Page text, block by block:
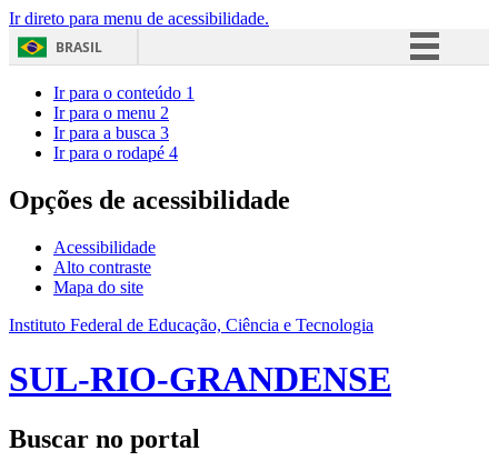
Ir direto para menu de acessibilidade.
BRASIL
Acesso à informação
Ir para o conteúdo 1
Ir para o menu 2
Ir para a busca 3
Ir para o rodapé 4
Opções de acessibilidade
Acessibilidade
Alto contraste
Mapa do site
Instituto Federal de Educação, Ciência e Tecnologia
SUL-RIO-GRANDENSE
Buscar no portal